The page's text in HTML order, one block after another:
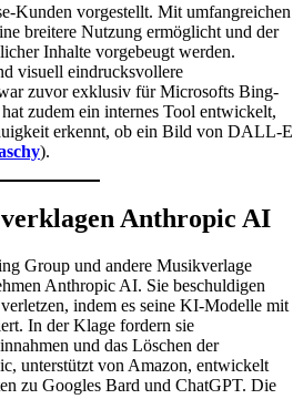
Kunden vorgestellt. Mit umfangreichen
breitere Nutzung ermöglicht und der
Inhalte vorgebeugt werden.
visuell eindrucksvollere
zuvor exklusiv für Microsofts Bing-
zudem ein internes Tool entwickelt,
erkennt, ob ein Bild von DALL-E
).
Anthropic AI
Group und andere Musikverlage
Anthropic AI. Sie beschuldigen
indem es seine KI-Modelle mit
In der Klage fordern sie
und das Löschen der
unterstützt von Amazon, entwickelt
zu Googles Bard und ChatGPT. Die